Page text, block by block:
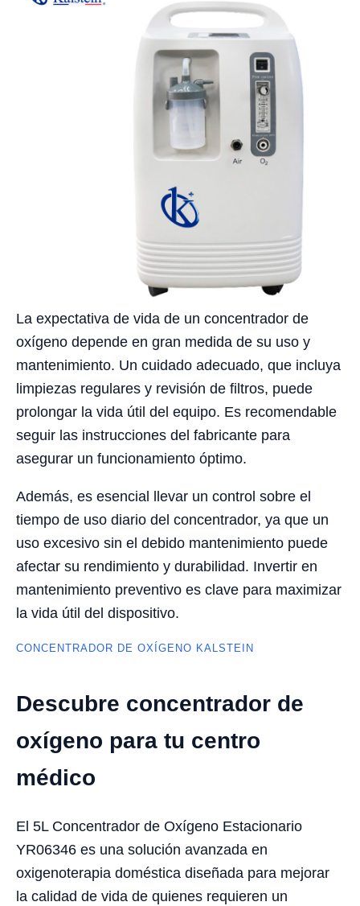
La expectativa de vida de un concentrador de
oxígeno depende en gran medida de su uso y
mantenimiento. Un cuidado adecuado, que incluya
limpiezas regulares y revisión de filtros, puede
prolongar la vida útil del equipo. Es recomendable
seguir las instrucciones del fabricante para
asegurar un funcionamiento óptimo.
Además, es esencial llevar un control sobre el
tiempo de uso diario del concentrador, ya que un
uso excesivo sin el debido mantenimiento puede
afectar su rendimiento y durabilidad. Invertir en
mantenimiento preventivo es clave para maximizar
la vida útil del dispositivo.
CONCENTRADOR DE OXÍGENO KALSTEIN
Descubre concentrador de
oxígeno para tu centro
médico
El 5L Concentrador de Oxígeno Estacionario
YR06346 es una solución avanzada en
oxigenoterapia doméstica diseñada para mejorar
la calidad de vida de quienes requieren un